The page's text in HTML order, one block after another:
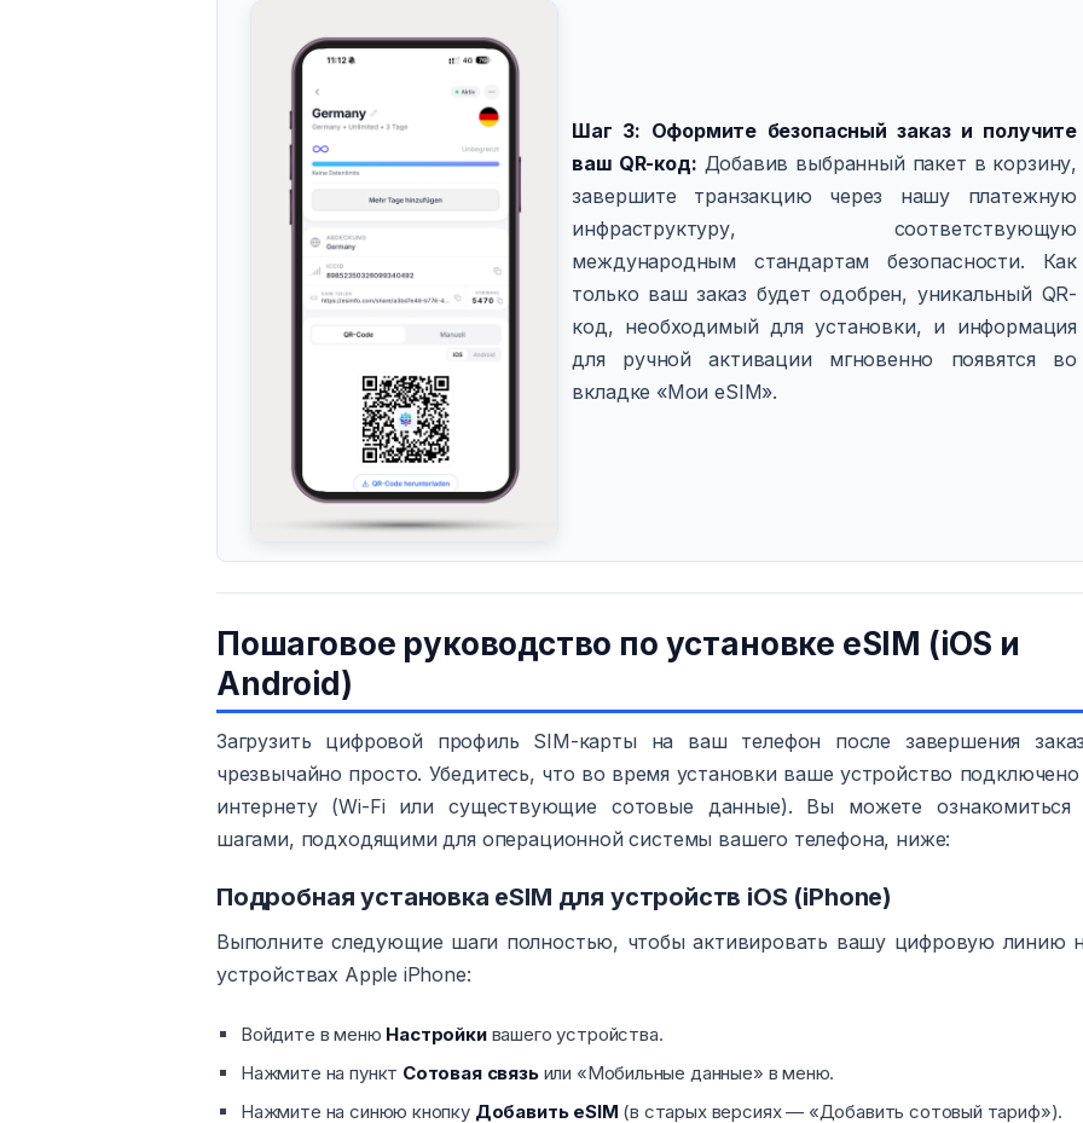
Шаг 3: Оформите безопасный заказ и получите
ваш QR-код: Добавив выбранный пакет в корзину,
завершите транзакцию через нашу платежную
инфраструктуру, соответствующую
международным стандартам безопасности. Как
только ваш заказ будет одобрен, уникальный QR-
код, необходимый для установки, и информация
для ручной активации мгновенно появятся во
вкладке «Мои eSIM».
Пошаговое руководство по установке eSIM (iOS и
Android)
Загрузить цифровой профиль SIM-карты на ваш телефон после завершения
чрезвычайно просто. Убедитесь, что во время установки ваше устройство
интернету (Wi-Fi или существующие сотовые данные). Вы можете ознакомиться
шагами, подходящими для операционной системы вашего телефона, ниже:
Подробная установка eSIM для устройств iOS (iPhone)
Выполните следующие шаги полностью, чтобы активировать вашу цифровую линию
устройствах Apple iPhone:
Войдите в меню Настройкивашего устройства.
Нажмите на пункт Сотовая связьили «Мобильные данные» в меню.
Нажмите на синюю кнопку Добавить eSIM (в старых версиях — «Добавить сотовый тариф»).